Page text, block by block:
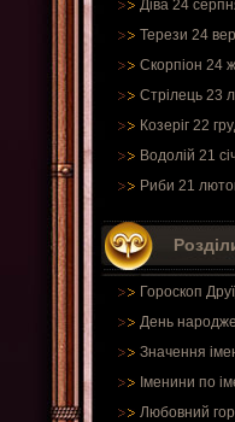
Діва 24
Терези 24
Скорпіон 24
Стрілець 23
Козеріг 22
Водолій 21
Риби 21
Гороскоп
День
Значення
Іменини по
Любовний